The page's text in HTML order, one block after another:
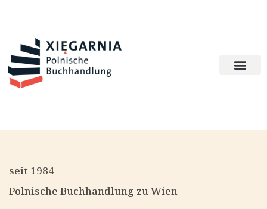
seit 1984
Polnische Buchhandlung zu Wien